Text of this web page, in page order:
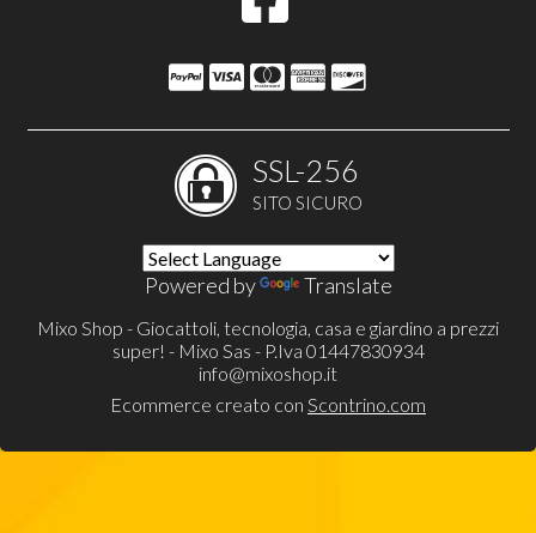
SSL-256
SITO SICURO
Powered by Translate
Mixo Shop - Giocattoli, tecnologia, casa e giardino a prezzi
super! - Mixo Sas - P.Iva 01447830934
info@mixoshop.it
Ecommerce creato con Scontrino.com